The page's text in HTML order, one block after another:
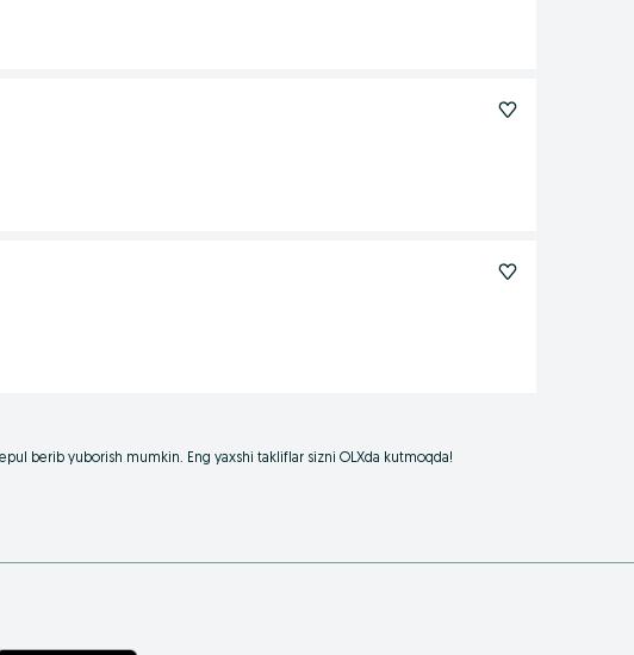
berib yuborish mumkin. Eng yaxshi takliflar sizni OLXda kutmoqda!